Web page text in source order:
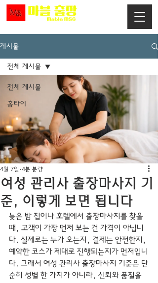
게시물
전체 게시물
홈타이
전체 게시물
여성 관리사 출장마사지 기
준, 이렇게 보면 됩니다
4월 7일 4분 분량
늦은 밤 집이나 호텔에서 출장마사지를 찾을
때, 고객이 가장 먼저 보는 건 가격이 아닙니
다. 실제로는 누가 오는지, 결제는 안전한지,
예약한 코스가 제대로 진행되는지가 먼저입니
다. 그래서 여성 관리사 출장마사지 기준은 단
순히 성별 한 가지가 아니라, 신뢰와 품질을